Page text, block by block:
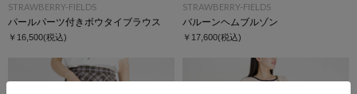
STRAWBERRY-FIELDS
パールパーツ付きボウタイブラウス
￥16,500(税込)
STRAWBERRY-FIELDS
バルーンヘムブルゾン
￥17,600(税込)